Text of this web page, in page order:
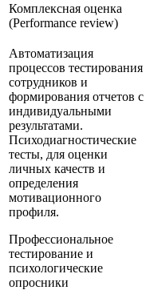
Комплексная оценка
(Performance review)
Автоматизация
процессов тестирования
сотрудников и
формирования отчетов с
индивидуальными
результатами.
Психодиагностические
тесты, для оценки
личных качеств и
определения
мотивационного
профиля.
Профессиональное
тестирование и
психологические
опросники